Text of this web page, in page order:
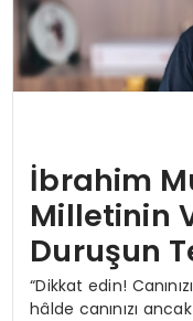
İbrahim
Milletinin
Duruşun
“Dikkat edin!
hâlde canınızı